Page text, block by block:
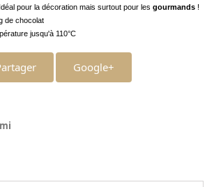
pour la décoration mais surtout pour les gourmands !
de chocolat
jusqu'à 110°C
Google+